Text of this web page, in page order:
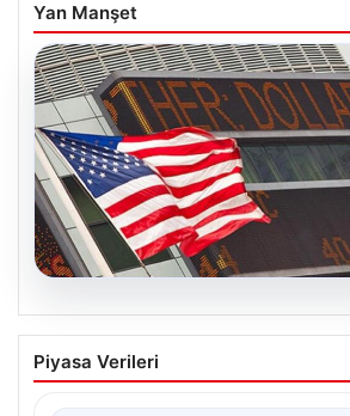
Yan Manşet
04.08.2026
FED faiz kararı ne zaman
Nisan ayı faiz beklentisi belli
Piyasa Verileri